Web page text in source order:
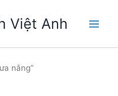
Việt Anh
nắng”